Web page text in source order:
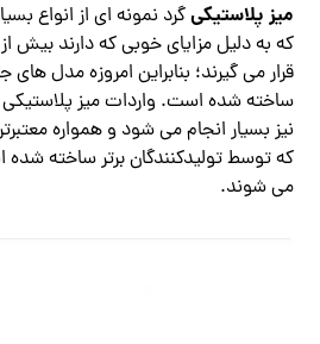
میز پلاستیکیگرد نمونه ای از انواع
که به دلیل مزایای خوبی که دارند بیش
قرار می گیرند؛ بنابراین امروزه مدل های
ساخته شده است. واردات میز پلاستیکی
نیز بسیار انجام می شود و همواره
که توسط تولیدکنندگان برتر ساخته شده
می شوند.